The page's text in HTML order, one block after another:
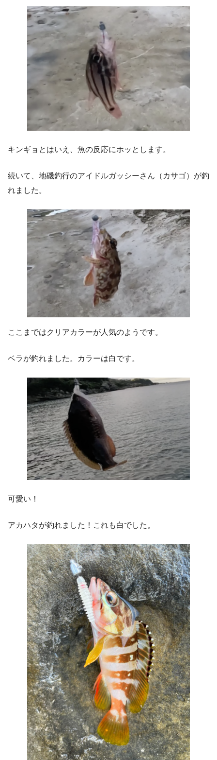
キンギョとはいえ、魚の反応にホッとします。
続いて、地磯釣行のアイドルガッシーさん（カサゴ）が釣
れました。
ここまではクリアカラーが人気のようです。
ベラが釣れました。カラーは白です。
可愛い！
アカハタが釣れました！これも白でした。